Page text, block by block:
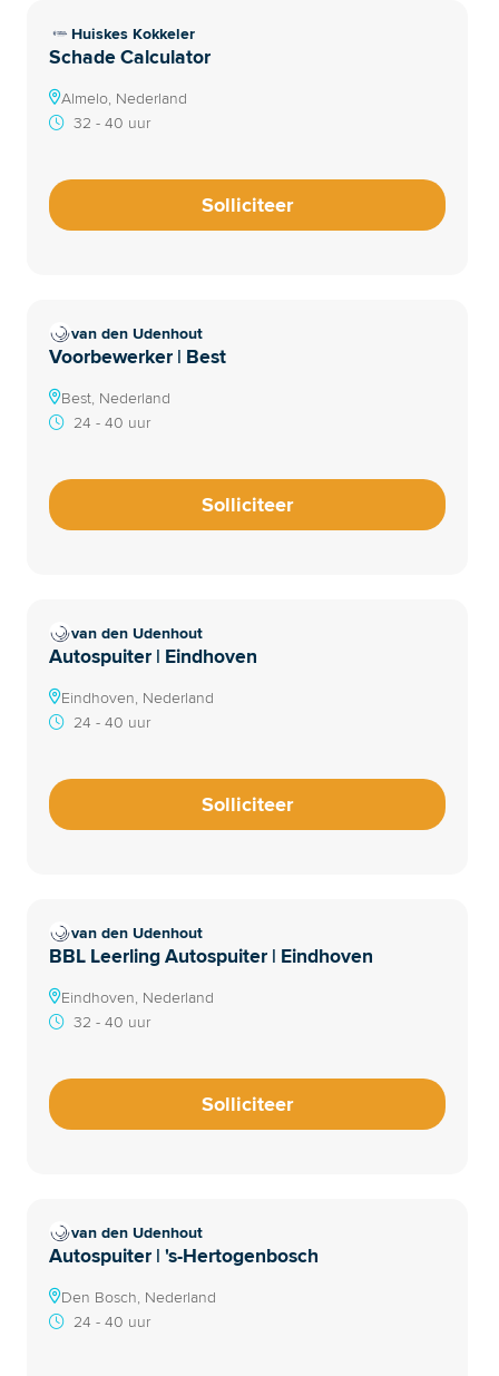
Huiskes Kokkeler
Schade Calculator
Almelo, Nederland
32 - 40 uur
Solliciteer
van den Udenhout
Voorbewerker | Best
Best, Nederland
24 - 40 uur
Solliciteer
van den Udenhout
Autospuiter | Eindhoven
Eindhoven, Nederland
24 - 40 uur
Solliciteer
van den Udenhout
BBL Leerling Autospuiter | Eindhoven
Eindhoven, Nederland
32 - 40 uur
Solliciteer
van den Udenhout
Autospuiter | 's-Hertogenbosch
Den Bosch, Nederland
24 - 40 uur